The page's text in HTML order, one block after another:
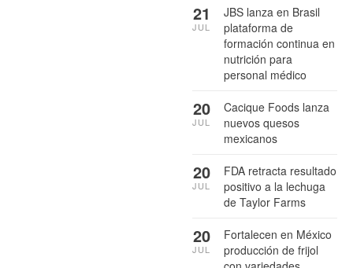
JBS lanza en Brasil
plataforma de
formación continua en
nutrición para
personal médico
21
JUL
Cacique Foods lanza
nuevos quesos
mexicanos
20
JUL
FDA retracta resultado
positivo a la lechuga
de Taylor Farms
20
JUL
Fortalecen en México
producción de frijol
20
JUL